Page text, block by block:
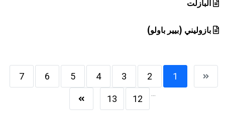
البازلت
بازوليني (بيير باولو)
1
2
3
4
5
6
7
...
12
13